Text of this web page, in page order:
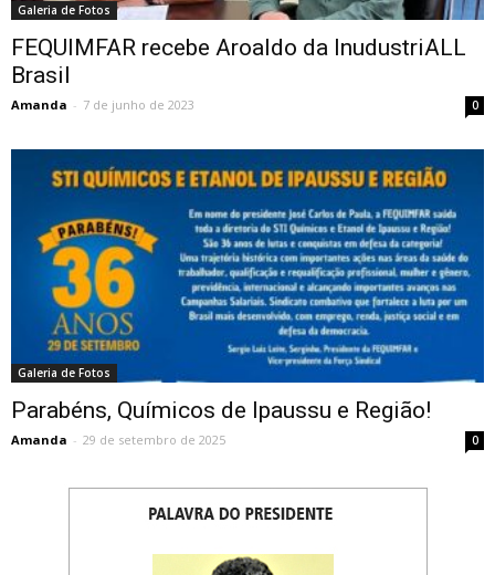
Galeria de Fotos
FEQUIMFAR recebe Aroaldo da InudustriALL
Brasil
Amanda - 7 de junho de 2023 0
Galeria de Fotos
Parabéns, Químicos de Ipaussu e Região!
Amanda - 29 de setembro de 2025 0